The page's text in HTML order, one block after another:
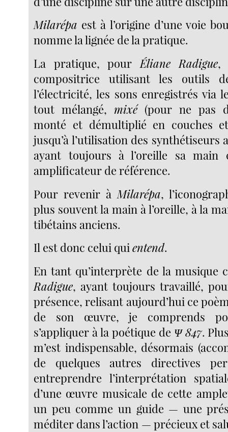
Milarépa est à l’origine d’une voie
nomme la lignée de la pratique.
La pratique, pour Éliane Radigue,
compositrice utilisant les outils
l’électricité, les sons enregistrés via
tout mélangé,mixé(pour ne pas
monté et démultiplié en couches
jusqu’à l’utilisation des synthétiseurs
ayant toujours à l’oreille sa main
amplificateur de référence.
Pour revenir à Milarépa,
plus souvent la main à l’oreille, à la
tibétains anciens.
Il est donc celui quientend.
En tant qu’interprète de la musique
Radigue, ayant toujours travaillé,
présence, relisant aujourd’hui ce
de son œuvre, je comprends
s’appliquer à la poétique de Ψ 847.
m’est indispensable, désormais
de quelques autres directives
entreprendre l’interprétation
d’une œuvre musicale de cette
un peu comme un guide — une
méditer dans l’action — précieux et